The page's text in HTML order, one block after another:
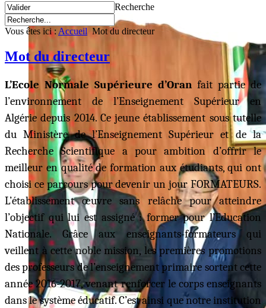
Recherche
Vous êtes ici : Accueil Mot du directeur
Mot du directeur
L’Ecole Normale Supérieure d’Oran fait partie de
l’environnement de l’Enseignement Supérieur en
Algérie depuis 2014. Ce jeune établissement sous tutelle
du Ministère de l’Enseignement Supérieur et de la
Recherche Scientifique a pour ambition d’offrir le
meilleur en qualité de formation aux étudiants, qui ont
choisi ce parcours pour devenir un jour FORMATEURS.
L’établissement œuvre sans relâche pour atteindre
l’objectif qui lui est assigné : former pour l’Education
Nationale. Grâce aux enseignants-formateurs qui
veillent à cette noble mission, les premières promotions
des professeurs de l’enseignement primaire sortent cette
année 2016-2017, venant renforcer le corps enseignants
dans le système éducatif. C’est ainsi que notre institution